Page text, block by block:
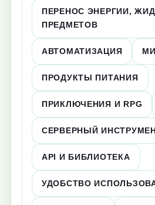
ПЕРЕНОС ЭНЕРГИИ,
ПРЕДМЕТОВ
АВТОМАТИЗАЦИЯ
ПРОДУКТЫ ПИТАНИЯ
ПРИКЛЮЧЕНИЯ И RPG
СЕРВЕРНЫЙ
API И БИБЛИОТЕКА
УДОБСТВО